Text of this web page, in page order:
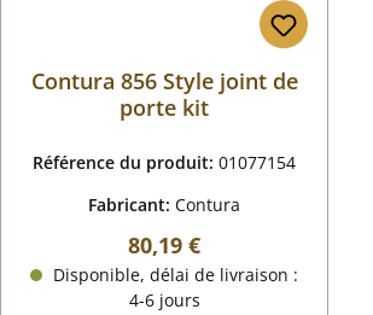
Contura 856 Style joint de
porte kit
Référence du produit:01077154
Fabricant:Contura
Prix régulier :
80,19 €
Disponible, délai de livraison :
4-6 jours